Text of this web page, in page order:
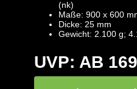
(nk)
Maße: 900 x 600
Dicke: 25 mm
Gewicht: 2.100 g;
UVP: AB